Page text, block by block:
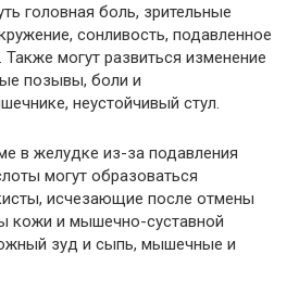
головная боль, зрительные
сонливость, подавленное
Также могут развиться изменение
позывы, боли и
неустойчивый стул.
в желудке из-за подавления
могут образоваться
исчезающие после отмены
кожи и мышечно-суставной
зуд и сыпь, мышечные и